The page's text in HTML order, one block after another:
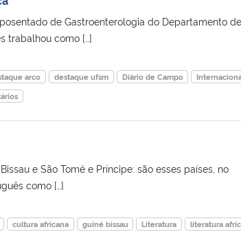
de Gastroenterologia do Departamento de
trabalhou como […]
arco destaque ufsm Diário de Campo
e São Tomé e Príncipe: são esses países, no
como […]
cultura africana guiné bissau Literatura
literatura